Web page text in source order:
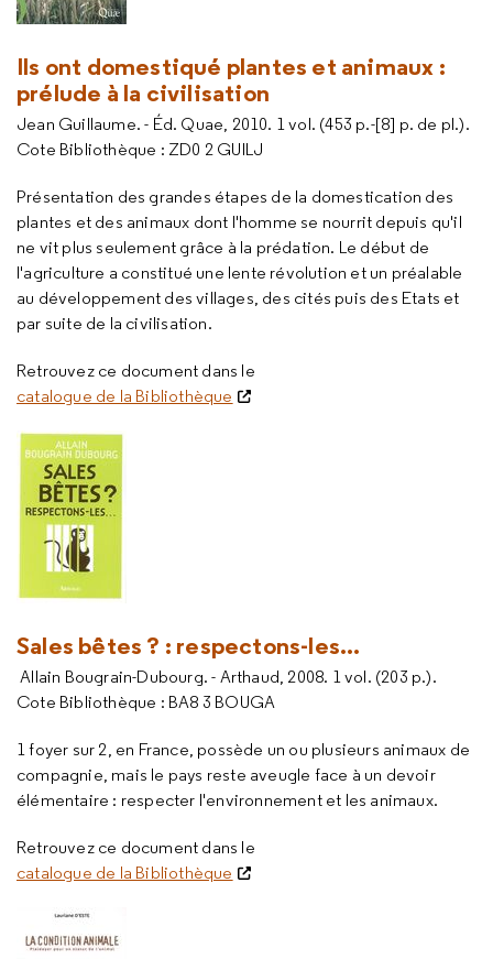
Ils ont domestiqué plantes et animaux :
prélude à la civilisation
Jean Guillaume. - Éd. Quae, 2010. 1 vol. (453 p.-[8] p. de pl.).
Cote Bibliothèque : ZD0 2 GUILJ
Présentation des grandes étapes de la domestication des
plantes et des animaux dont l'homme se nourrit depuis qu'il
ne vit plus seulement grâce à la prédation. Le début de
l'agriculture a constitué une lente révolution et un préalable
au développement des villages, des cités puis des Etats et
par suite de la civilisation.
Retrouvez ce document dans le
catalogue de la Bibliothèque
Sales bêtes ? : respectons-les...
Allain Bougrain-Dubourg. - Arthaud, 2008. 1 vol. (203 p.).
Cote Bibliothèque : BA8 3 BOUGA
1 foyer sur 2, en France, possède un ou plusieurs animaux de
compagnie, mais le pays reste aveugle face à un devoir
élémentaire : respecter l'environnement et les animaux.
Retrouvez ce document dans le
catalogue de la Bibliothèque